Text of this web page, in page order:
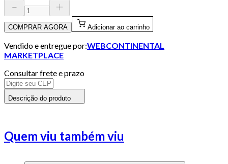
COMPRAR AGORA Adicionar ao carrinho
Vendido e entregue por:WEBCONTINENTAL
MARKETPLACE
Consultar frete e prazo
Descrição do produto
Quem viu também viu